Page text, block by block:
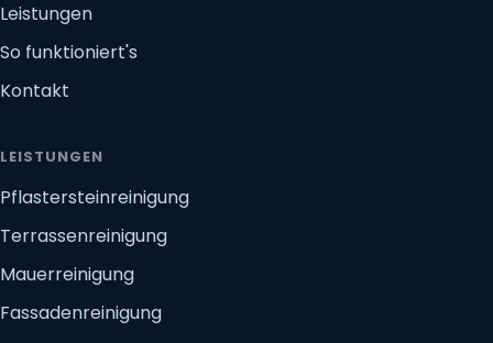
Leistungen
So funktioniert's
Kontakt
LEISTUNGEN
Pflastersteinreinigung
Terrassenreinigung
Mauerreinigung
Fassadenreinigung